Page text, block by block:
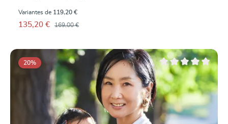
Variantes de 119,20 €
135,20 € 169,00 €
20%
Note moyenne de 0